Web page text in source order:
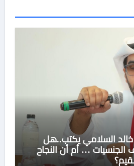
خالد السلامي يكتب..هل
الجنسيات … أم أن النجاح